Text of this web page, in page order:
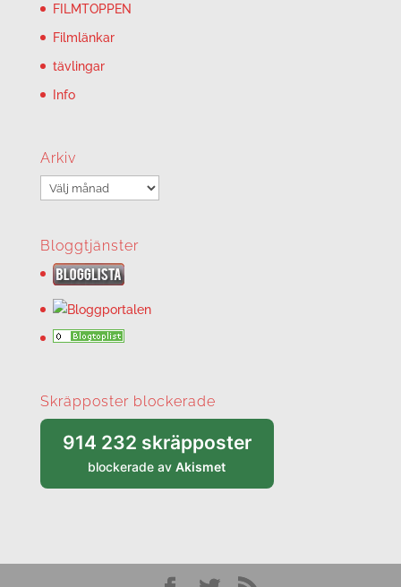
FILMTOPPEN
Filmlänkar
tävlingar
Info
Arkiv
Arkiv
Bloggtjänster
Skräpposter blockerade
914 232 skräpposter
blockerade avAkismet